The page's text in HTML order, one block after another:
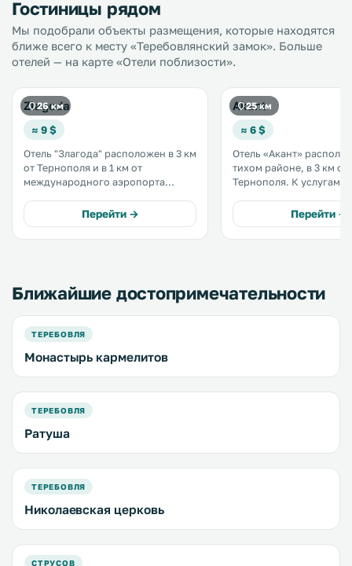
Гостиницы рядом
Мы подобрали объекты размещения, которые находятся
ближе всего к месту «Теребовлянский замок». Больше
отелей — на карте «Отели поблизости».
26 км
Zlagoda
≈ 9 $
Отель "Злагода" расположен в 3 км
от Тернополя и в 1 км от
международного аэропорта
сауна, бассейн и детская игровая
площадка. На всей территории
предоставляется бесплатный Wi-
Перейти →
25 км
Akant
≈ 6 $
Отель «Акант»
тихом районе, в 3 км от
Тернополя. К услугам гостей
Wi-Fi и бесплатная
Перейти →
Ближайшие достопримечательности
ТЕРЕБОВЛЯ
Монастырь кармелитов
ТЕРЕБОВЛЯ
Ратуша
ТЕРЕБОВЛЯ
Николаевская церковь
СТРУСОВ